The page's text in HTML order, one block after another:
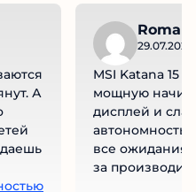
А
Roman
MSI Katana 15
мощную
дисплей и
автономность
все ожидания.